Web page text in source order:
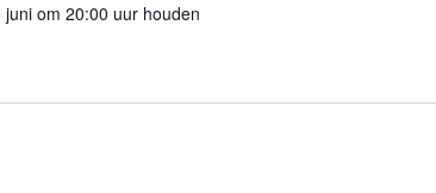
om 20:00 uur houden